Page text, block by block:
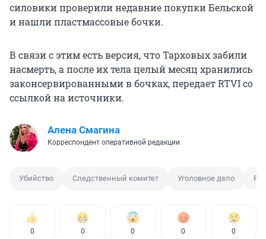
силовики проверили недавние покупки Бельской
и нашли пластмассовые бочки.
В связи с этим есть версия, что Тарховых забили
насмерть, а после их тела целый месяц хранились
законсервированными в бочках, передает RTVI со
ссылкой на источники.
Алена Смагина
Корреспондент оперативной редакции
Убийство Следственный комитет Уголовное дело
0 0 0 0 0